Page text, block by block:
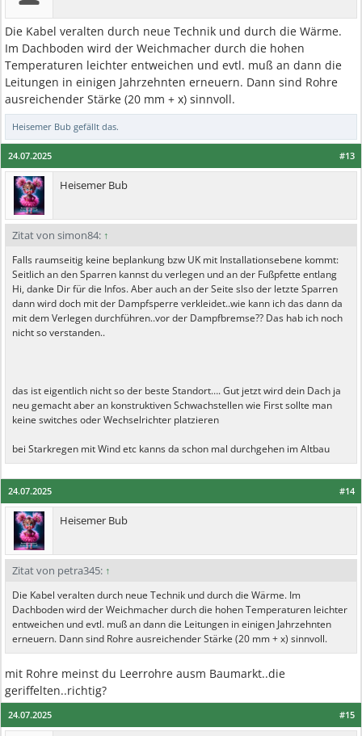
Die Kabel veralten durch neue Technik und durch die Wärme.
Im Dachboden wird der Weichmacher durch die hohen
Temperaturen leichter entweichen und evtl. muß an dann die
Leitungen in einigen Jahrzehnten erneuern. Dann sind Rohre
ausreichender Stärke (20 mm + x) sinnvoll.
Heisemer Bub gefällt das.
#13
24.07.2025
Heisemer Bub
Zitat von simon84: ↑
Falls raumseitig keine beplankung bzw UK mit Installationsebene kommt:
Seitlich an den Sparren kannst du verlegen und an der Fußpfette entlang
Hi, danke Dir für die Infos. Aber auch an der Seite slso der letzte Sparren
dann wird doch mit der Dampfsperre verkleidet..wie kann ich das dann da
mit dem Verlegen durchführen..vor der Dampfbremse?? Das hab ich noch
nicht so verstanden..
das ist eigentlich nicht so der beste Standort…. Gut jetzt wird dein Dach ja
neu gemacht aber an konstruktiven Schwachstellen wie First sollte man
keine switches oder Wechselrichter platzieren
bei Starkregen mit Wind etc kanns da schon mal durchgehen im Altbau
#14
24.07.2025
Heisemer Bub
Zitat von petra345: ↑
Die Kabel veralten durch neue Technik und durch die Wärme. Im
Dachboden wird der Weichmacher durch die hohen Temperaturen leichter
entweichen und evtl. muß an dann die Leitungen in einigen Jahrzehnten
erneuern. Dann sind Rohre ausreichender Stärke (20 mm + x) sinnvoll.
mit Rohre meinst du Leerrohre ausm Baumarkt..die
geriffelten..richtig?
#15
24.07.2025